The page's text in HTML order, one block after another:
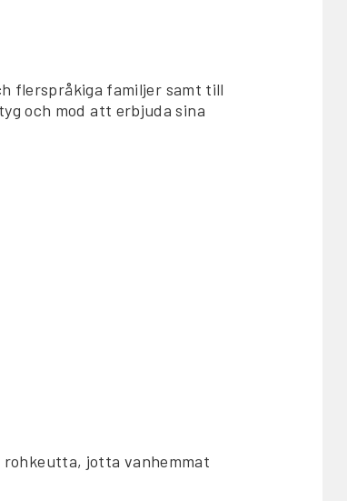
flerspråkiga familjer samt till
och mod att erbjuda sina
jotta vanhemmat